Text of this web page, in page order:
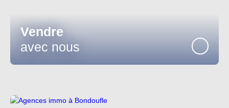
Vendre
avec nous